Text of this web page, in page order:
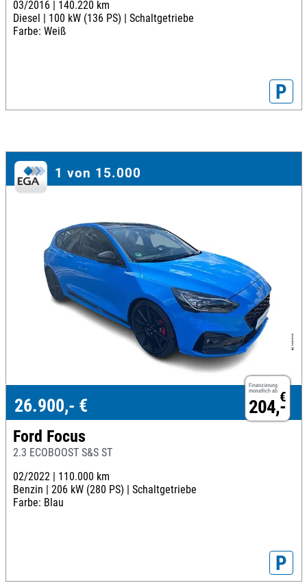
03/2016 | 140.220 km
Diesel | 100 kW (136 PS) | Schaltgetriebe
Farbe: Weiß
P
1 von 15.000
Finanzierung
monatlich ab €
204,-
26.900,- €
Ford Focus
2.3 ECOBOOST S&S ST
02/2022 | 110.000 km
Benzin | 206 kW (280 PS) | Schaltgetriebe
Farbe: Blau
P